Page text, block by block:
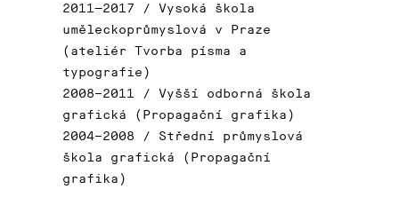
2011—2017 / Vysoká škola
uměleckoprůmyslová v Praze
(ateliér Tvorba písma a
typografie)
2008–2011 / Vyšší odborná škola
grafická (Propagační grafika)
2004–2008 / Střední průmyslová
škola grafická (Propagační
grafika)